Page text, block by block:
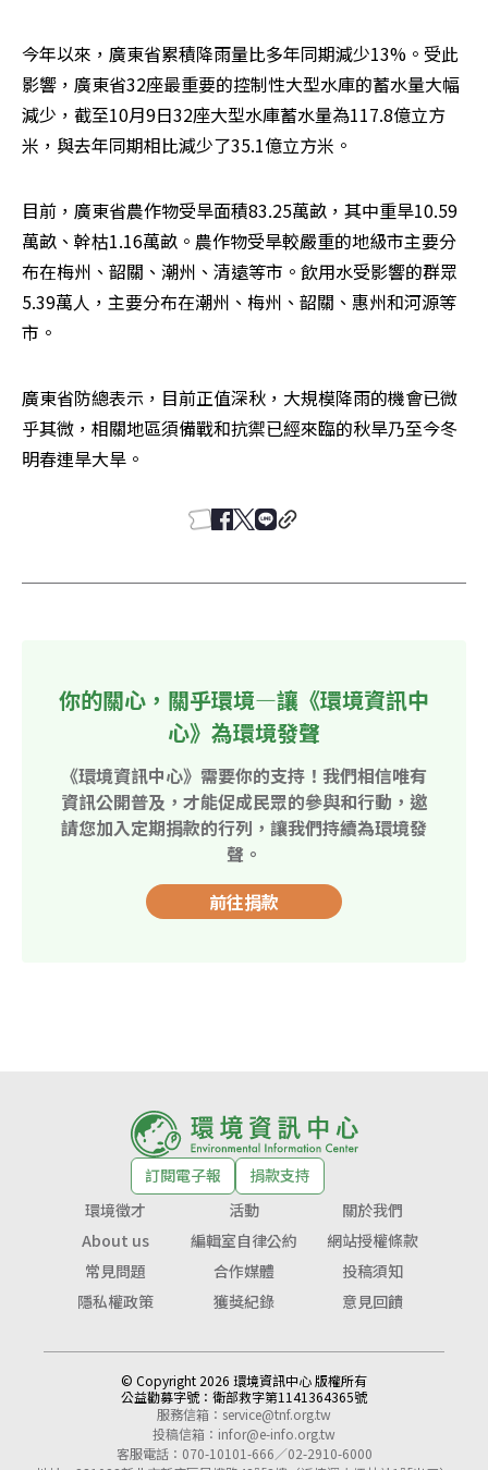
今年以來，廣東省累積降雨量比多年同期減少13%。受此
影響，廣東省32座最重要的控制性大型水庫的蓄水量大幅
減少，截至10月9日32座大型水庫蓄水量為117.8億立方
米，與去年同期相比減少了35.1億立方米。
目前，廣東省農作物受旱面積83.25萬畝，其中重旱10.59
萬畝、幹枯1.16萬畝。農作物受旱較嚴重的地級市主要分
布在梅州、韶關、潮州、清遠等市。飲用水受影響的群眾
5.39萬人，主要分布在潮州、梅州、韶關、惠州和河源等
市。
廣東省防總表示，目前正值深秋，大規模降雨的機會已微
乎其微，相關地區須備戰和抗禦已經來臨的秋旱乃至今冬
明春連旱大旱。
你的關心，關乎環境—讓《環境資訊中
心》為環境發聲
《環境資訊中心》需要你的支持！我們相信唯有
資訊公開普及，才能促成民眾的參與和行動，邀
請您加入定期捐款的行列，讓我們持續為環境發
聲。
前往捐款
訂閱電子報
捐款支持
環境徵才
活動
關於我們
About us
編輯室自律公約
網站授權條款
常見問題
合作媒體
投稿須知
隱私權政策
獲獎紀錄 意見回饋
© Copyright 2026 環境資訊中心 版權所有
公益勸募字號： 衛部救字第1141364365號
服務信箱： service@tnf.org.tw
投稿信箱： infor@e-info.org.tw
客服電話：070-10101-666／02-2910-6000